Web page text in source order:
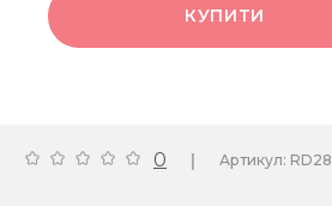
КУПИТИ
0 | Артикул: RD28